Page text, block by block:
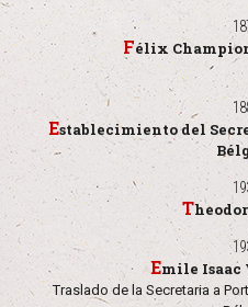
Félix
Establecimiento del Secretariado Internacional en
Emile
Traslado de la Secretaria a